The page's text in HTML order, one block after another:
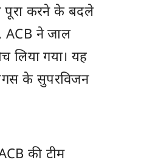
पूरा करने के बदले
ACB ने जाल
लिया गया। यह
के सुपरविजन
की टीम